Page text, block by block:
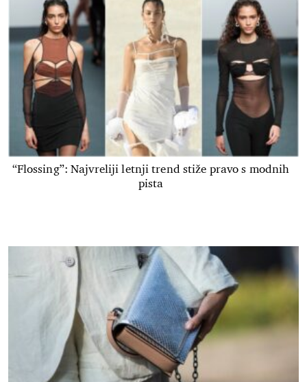
“Flossing”: Najvreliji letnji trend stiže pravo s modnih
pista